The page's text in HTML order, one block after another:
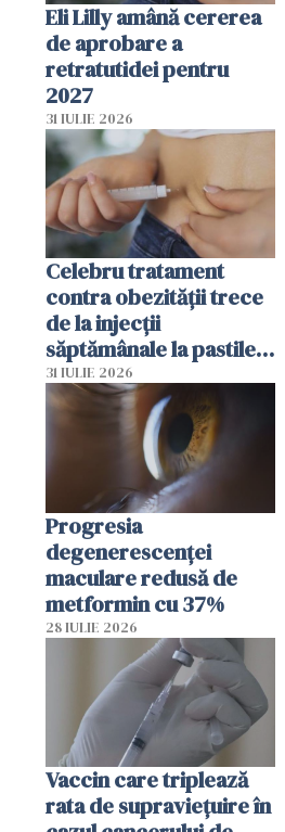
Eli Lilly amână cererea
de aprobare a
retratutidei pentru
2027
31 IULIE 2026
Celebru tratament
contra obezității trece
de la injecții
săptămânale la pastile
zilnice
31 IULIE 2026
Progresia
degenerescenței
maculare redusă de
metformin cu 37%
28 IULIE 2026
Vaccin care triplează
rata de supraviețuire în